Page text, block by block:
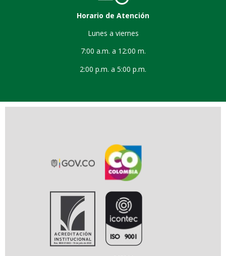
Horario de Atención
Lunes a viernes
7:00 a.m. a 12:00 m.
2:00 p.m. a 5:00 p.m.